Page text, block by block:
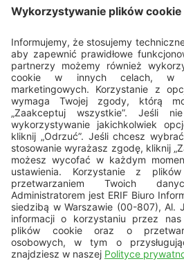
22 594 25 15
Pn - Pt: 8.00 - 16.00
bok@erif.pl